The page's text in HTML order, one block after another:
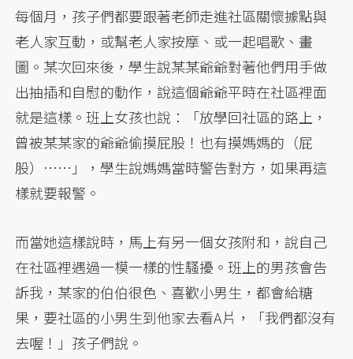
每個月，孩子們都要跟著老師走進社區關懷據點與
老人家互動，或幫老人家按摩、或一起唱歌、畫
圖。某次回來後，學生說某某爺爺對著他們用手做
出抽插和自慰的動作，說這個爺爺平時在社區裡面
就是這樣。班上女孩也說：「放學回社區的路上，
曾被某某家的爺爺偷摸屁股！也有摸媽媽的（屁
股）……」，學生說媽媽當時警告對方，如果再這
樣就要報警。
而當她這樣說時，馬上有另一個女孩附和，說自己
在社區裡遇過一模一樣的性騷擾。班上的男孩會告
訴我，某家的伯伯很色、喜歡小男生，都會給糖
果，要社區的小男生到他家去看A片，「我們都沒有
去喔！」孩子們說。